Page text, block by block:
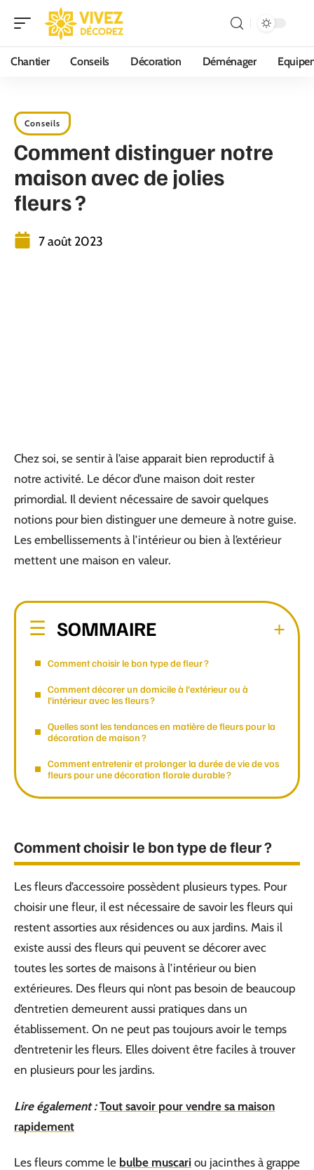
Chantier Conseils Décoration Déménager
Conseils
Comment distinguer notre
maison avec de jolies
fleurs ?
7 août 2023
Chez soi, se sentir à l’aise apparait bien reproductif à
notre activité. Le décor d’une maison doit rester
primordial. Il devient nécessaire de savoir quelques
notions pour bien distinguer une demeure à notre guise.
Les embellissements à l’intérieur ou bien à l’extérieur
mettent une maison en valeur.
SOMMAIRE
Comment choisir le bon type de fleur ?
Comment décorer un domicile à l’extérieur ou à
l’intérieur avec les fleurs ?
Quelles sont les tendances en matière de fleurs pour la
décoration de maison ?
Comment entretenir et prolonger la durée de vie de vos
fleurs pour une décoration florale durable ?
Comment choisir le bon type de fleur ?
Les fleurs d’accessoire possèdent plusieurs types. Pour
choisir une fleur, il est nécessaire de savoir les fleurs qui
restent assorties aux résidences ou aux jardins. Mais il
existe aussi des fleurs qui peuvent se décorer avec
toutes les sortes de maisons à l’intérieur ou bien
extérieures. Des fleurs qui n’ont pas besoin de beaucoup
d’entretien demeurent aussi pratiques dans un
établissement. On ne peut pas toujours avoir le temps
d’entretenir les fleurs. Elles doivent être faciles à trouver
en plusieurs pour les jardins.
Lire également : Tout savoir pour vendre sa maison
rapidement
Les fleurs comme le bulbe muscari ou jacinthes à grappe